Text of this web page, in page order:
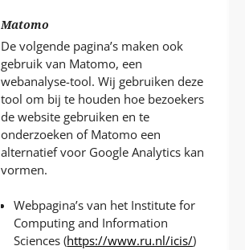
Matomo
De volgende pagina’s maken ook
gebruik van Matomo, een
webanalyse-tool. Wij gebruiken deze
tool om bij te houden hoe bezoekers
de website gebruiken en te
onderzoeken of Matomo een
alternatief voor Google Analytics kan
vormen.
Webpagina’s van het Institute for
Computing and Information
Sciences (https://www.ru.nl/icis/)